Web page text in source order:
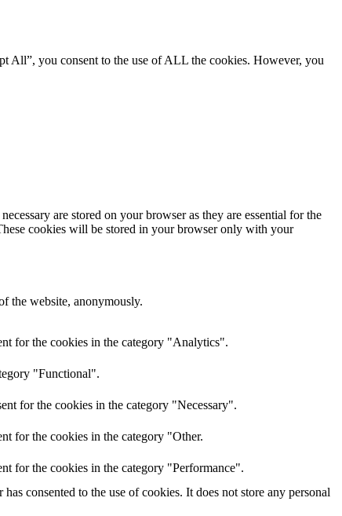
All”, you consent to the use of ALL the cookies. However, you
are stored on your browser as they are essential for the
cookies will be stored in your browser only with your
the website, anonymously.
for the cookies in the category "Analytics".
"Functional".
for the cookies in the category "Necessary".
for the cookies in the category "Other.
for the cookies in the category "Performance".
consented to the use of cookies. It does not store any personal